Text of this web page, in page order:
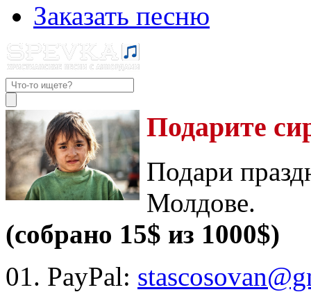
Заказать песню
Подарите
Подари
Молдове.
(собрано 15$ из 1000$)
01. PayPal: